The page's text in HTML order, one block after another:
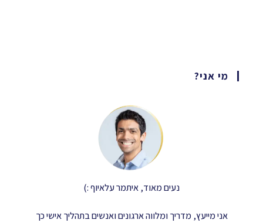
מי אני?
נעים מאוד, איתמר עלאיוף :)
אני מייעץ, מדריך ומלווה ארגונים ואנשים בתהליך אישי כך